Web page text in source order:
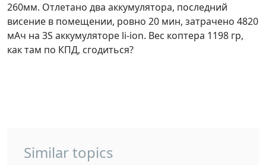
260мм. Отлетано два аккумулятора, последний
висение в помещении, ровно 20 мин, затрачено 4820
мАч на 3S аккумуляторе li-ion. Вес коптера 1198 гр,
как там по КПД, сгодиться?
Similar topics